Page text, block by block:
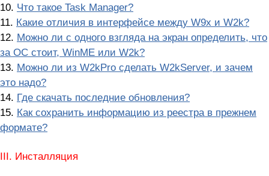
10. Что такое Task Manager?
11. Какие отличия в интерфейсе между W9x и W2k?
12. Можно ли с одного взгляда на экран определить, что
за ОС стоит, WinME или W2k?
13. Можно ли из W2kPro сделать W2kServer, и зачем
это надо?
14. Где скачать последние обновления?
15. Как сохранить информацию из реестра в прежнем
формате?
III. Инсталляция